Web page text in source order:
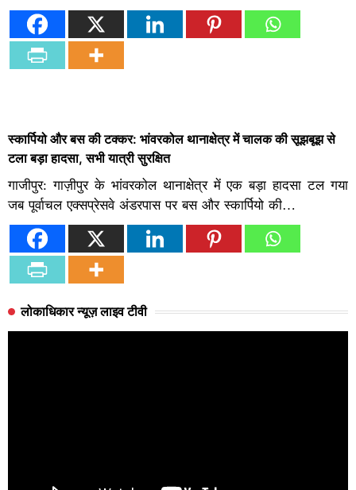
स्कार्पियो और बस की टक्कर: भांवरकोल थानाक्षेत्र में चालक की सूझबूझ से
टला बड़ा हादसा, सभी यात्री सुरक्षित
गाजीपुर: गाज़ीपुर के भांवरकोल थानाक्षेत्र में एक बड़ा हादसा टल गया
जब पूर्वाचल एक्सप्रेसवे अंडरपास पर बस और स्कार्पियो की…
लोकाधिकार न्यूज़ लाइव टीवी